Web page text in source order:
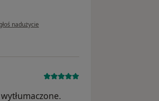
opinii użytkownika Wojciech
nadużycie